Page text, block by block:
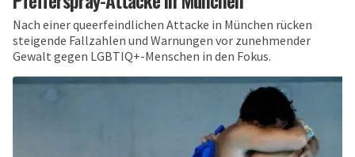
Nach einer queerfeindlichen Attacke in München rücken
steigende Fallzahlen und Warnungen vor zunehmender
Gewalt gegen LGBTIQ+-Menschen in den Fokus.